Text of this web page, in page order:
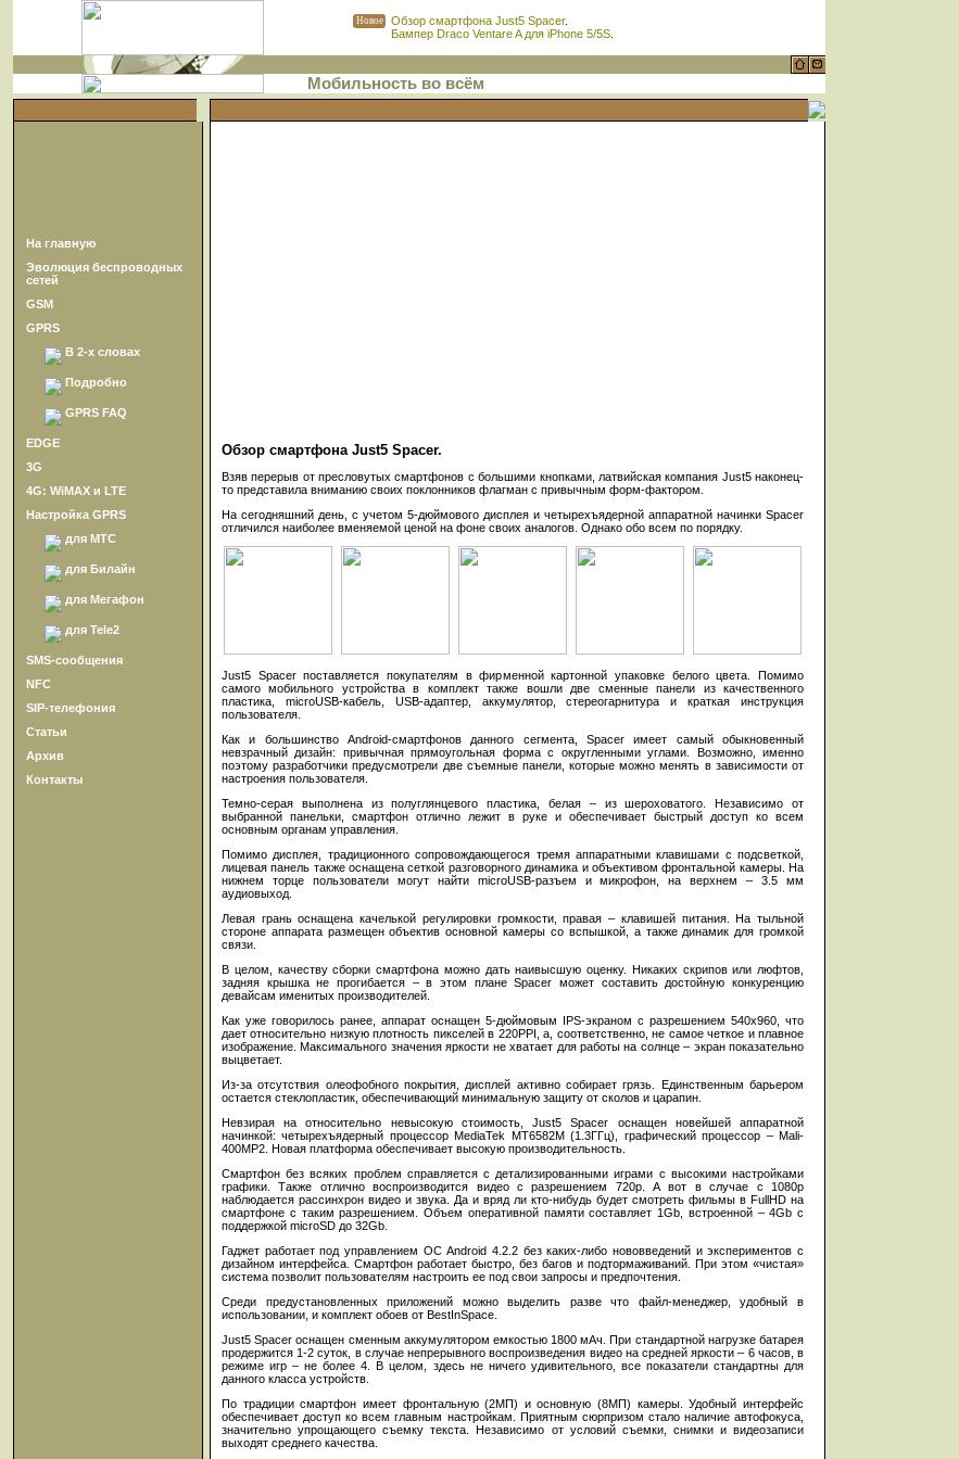
Обзор смартфона Just5 Spacer.
Бампер Draco Ventare A для iPhone 5/5S
Новое
Мобильность во всём
На главную
Эволюция беспроводных
сетей
GSM
GPRS
В 2-х словах
Подробно
GPRS FAQ
EDGE
3G
4G: WiMAX и LTE
Настройка GPRS
для МТС
для Билайн
для Мегафон
для Tele2
SMS-сообщения
NFC
SIP-телефония
Статьи
Архив
Контакты
Обзор смартфона Just5 Spacer.
Взяв перерыв от пресловутых смартфонов с большими кнопками, латвийская компания Just5 наконец-
то представила вниманию своих поклонников флагман с привычным форм-фактором.
На сегодняшний день, с учетом 5-дюймового дисплея и четырехъядерной аппаратной начинки Spacer
отличился наиболее вменяемой ценой на фоне своих аналогов. Однако обо всем по порядку.
Just5 Spacer поставляется покупателям в фирменной картонной упаковке белого цвета. Помимо
самого мобильного устройства в комплект также вошли две сменные панели из качественного
пластика, microUSB-кабель, USB-адаптер, аккумулятор, стереогарнитура и краткая инструкция
пользователя.
Как и большинство Android-смартфонов данного сегмента, Spacer имеет самый обыкновенный
невзрачный дизайн: привычная прямоугольная форма с округленными углами. Возможно, именно
поэтому разработчики предусмотрели две съемные панели, которые можно менять в зависимости от
настроения пользователя.
Темно-серая выполнена из полуглянцевого пластика, белая – из шероховатого. Независимо от
выбранной панельки, смартфон отлично лежит в руке и обеспечивает быстрый доступ ко всем
основным органам управления.
Помимо дисплея, традиционного сопровождающегося тремя аппаратными клавишами с подсветкой,
лицевая панель также оснащена сеткой разговорного динамика и объективом фронтальной камеры. На
нижнем торце пользователи могут найти microUSB-разъем и микрофон, на верхнем – 3.5 мм
аудиовыход.
Левая грань оснащена качелькой регулировки громкости, правая – клавишей питания. На тыльной
стороне аппарата размещен объектив основной камеры со вспышкой, а также динамик для громкой
связи.
В целом, качеству сборки смартфона можно дать наивысшую оценку. Никаких скрипов или люфтов,
задняя крышка не прогибается – в этом плане Spacer может составить достойную конкуренцию
девайсам именитых производителей.
Как уже говорилось ранее, аппарат оснащен 5-дюймовым IPS-экраном с разрешением 540х960, что
дает относительно низкую плотность пикселей в 220PPI, а, соответственно, не самое четкое и плавное
изображение. Максимального значения яркости не хватает для работы на солнце – экран показательно
выцветает.
Из-за отсутствия олеофобного покрытия, дисплей активно собирает грязь. Единственным барьером
остается стеклопластик, обеспечивающий минимальную защиту от сколов и царапин.
Невзирая на относительно невысокую стоимость, Just5 Spacer оснащен новейшей аппаратной
начинкой: четырехъядерный процессор MediaTek MT6582M (1.3ГГц), графический процессор – Mali-
400MP2. Новая платформа обеспечивает высокую производительность.
Смартфон без всяких проблем справляется с детализированными играми с высокими настройками
графики. Также отлично воспроизводится видео с разрешением 720p. А вот в случае с 1080p
наблюдается рассинхрон видео и звука. Да и вряд ли кто-нибудь будет смотреть фильмы в FullHD на
смартфоне с таким разрешением. Объем оперативной памяти составляет 1Gb, встроенной – 4Gb с
поддержкой microSD до 32Gb.
Гаджет работает под управлением ОС Android 4.2.2 без каких-либо нововведений и экспериментов с
дизайном интерфейса. Смартфон работает быстро, без багов и подтормаживаний. При этом «чистая»
система позволит пользователям настроить ее под свои запросы и предпочтения.
Среди предустановленных приложений можно выделить разве что файл-менеджер, удобный в
использовании, и комплект обоев от BestInSpace.
Just5 Spacer оснащен сменным аккумулятором емкостью 1800 мАч. При стандартной нагрузке батарея
продержится 1-2 суток, в случае непрерывного воспроизведения видео на средней яркости – 6 часов, в
режиме игр – не более 4. В целом, здесь не ничего удивительного, все показатели стандартны для
данного класса устройств.
По традиции смартфон имеет фронтальную (2МП) и основную (8МП) камеры. Удобный интерфейс
обеспечивает доступ ко всем главным настройкам. Приятным сюрпризом стало наличие автофокуса,
значительно упрощающего съемку текста. Независимо от условий съемки, снимки и видеозаписи
выходят среднего качества.